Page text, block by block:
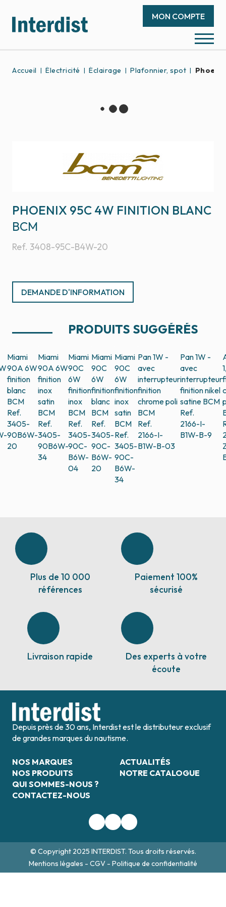
MON COMPTE
Accueil Électricité Éclairage Plafonnier, spot
PHOENIX 95C 4W FINITION BLANC
Ref. 3408-95C-B4W-20
BCM
DEMANDE D'INFORMATION
PRODUITS SUGGÉRÉS
Miami
90A 6W
finition
blanc
BCM
Ref.
3405-
90B6W-
20
Miami
90A 6W
finition
inox
satin
BCM
Ref.
3405-
90B6W-
34
Miami
90C
6W
finition
inox
BCM
Ref.
3405-
90C-
B6W-
04
Miami
90C
6W
finition
blanc
BCM
Ref.
3405-
90C-
B6W-
20
Miami
90C
6W
finition
inox
satin
BCM
Ref.
3405-
90C-
B6W-
34
Pan 1W -
avec
interrupteur
finition
chrome poli
BCM
Ref.
2166-I-
B1W-B-03
Pan 1W -
avec
interrupteur
finition nikel
satine BCM
Ref.
2166-I-
B1W-B-9
Plus de 10 000
références
Paiement 100%
sécurisé
Livraison rapide
Des experts à votre
écoute
Depuis près de 30 ans, Interdist est le distributeur exclusif
de grandes marques du nautisme.
NOS MARQUES
NOS PRODUITS
QUI SOMMES-NOUS ?
CONTACTEZ-NOUS
ACTUALITÉS
NOTRE CATALOGUE
© Copyright 2025 INTERDIST. Tous droits réservés.
Mentions légales - CGV - Politique de confidentialité